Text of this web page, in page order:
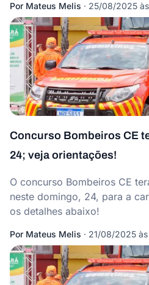
Por Mateus Melis · 25/08/2025
Concurso Bombeiros CE
24; veja orientações!
O concurso Bombeiros CE
neste domingo, 24, para a
os detalhes abaixo!
Por Mateus Melis · 21/08/2025